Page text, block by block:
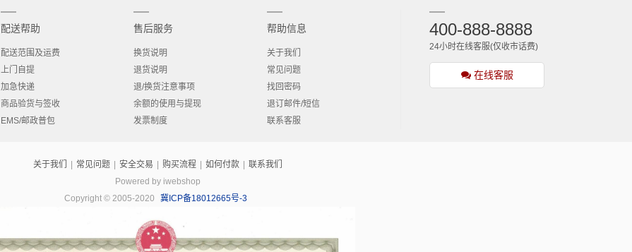
配送帮助
配送范围及运费
上门自提
加急快递
商品验货与签收
EMS/邮政普包
售后服务
换货说明
退货说明
退/换货注意事项
余额的使用与提现
发票制度
帮助信息
关于我们
常见问题
找回密码
退订邮件/短信
联系客服
400-888-8888
24小时在线客服(仅收市话费)
在线客服
关于我们 常见问题 安全交易 购买流程 如何付款
联系我们
Powered by iwebshop
Copyright © 2005-2020
冀ICP备18012665号-3